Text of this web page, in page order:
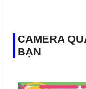
CAMERA
BẠN